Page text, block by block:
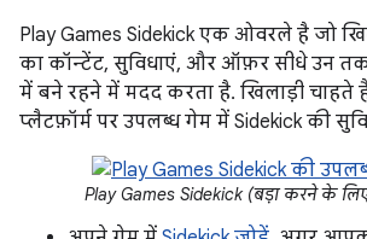
Play Games Sidekick एक ओवरले है जो
का कॉन्टेंट, सुविधाएं, और ऑफ़र सीधे उन
में बने रहने में मदद करता है. खिलाड़ी चाहते
प्लैटफ़ॉर्म पर उपलब्ध गेम में Sidekick की
Play Games Sidekick (बड़ा करने के